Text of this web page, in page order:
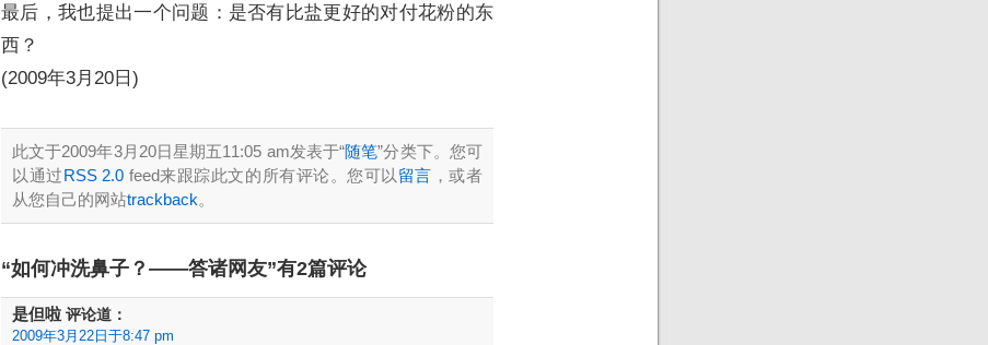
最后，我也提出一个问题：是否有比盐更好的对付花粉的东
西？
(2009年3月20日)
此文于2009年3月20日星期五11:05 am发表于“随笔”分类下。您可
以通过RSS 2.0 feed来跟踪此文的所有评论。您可以 留言 ，或者
从您自己的网站trackback。
“如何冲洗鼻子？——答诸网友”有2篇评论
是但啦 评论道：
2009年3月22日于8:47 pm